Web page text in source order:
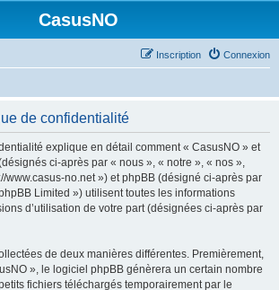
CasusNO
Connexion
Inscription
de confidentialité
explique en détail comment « CasusNO » et
ci-après par « nous », « notre », « nos »,
www.casus-no.net ») et phpBB (désigné ci-après par
Limited ») utilisent toutes les informations
d’utilisation de votre part (désignées ci-après par
de deux manières différentes. Premièrement,
», le logiciel phpBB génèrera un certain nombre
fichiers téléchargés temporairement par le